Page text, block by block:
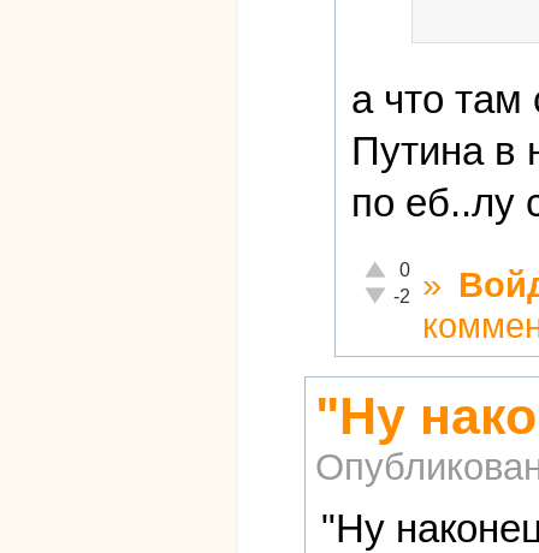
а что
Путина в
по еб..лу
Отлично!
0
Неадекватно!
-2 »
"Ну
"Ну